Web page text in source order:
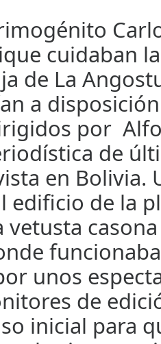
cuidaban
de La
a
por
de
en Bolivia.
edificio de la
unos
de
inicial para